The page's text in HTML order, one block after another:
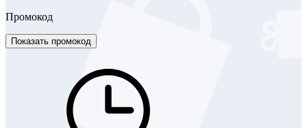
Промокод
Показать промокод